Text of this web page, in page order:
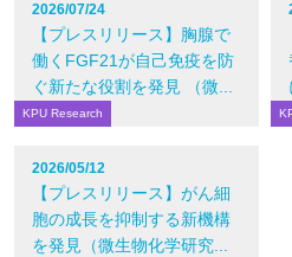
2026/07/24
【プレスリリース】胸腺で
働くFGF21が自己免疫を防
ぐ新たな役割を発見 （微...
KPU Research
2026/05/12
【プレスリリース】がん細
胞の成長を抑制する新機構
を発見（微生物化学研究...